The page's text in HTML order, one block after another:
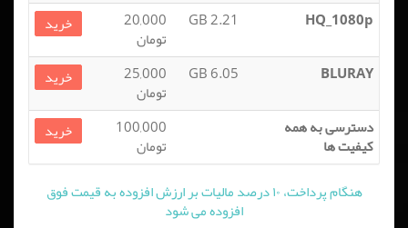
HQ_1080p
2.21 GB
20,000
تومان
خرید
BLURAY
6.05 GB
25,000
تومان
خرید
دسترسی به همه
کیفیت ها
100,000
تومان
خرید
هنگام پرداخت، ۱۰ درصد مالیات بر ارزش افزوده به قیمت فوق
افزوده می شود